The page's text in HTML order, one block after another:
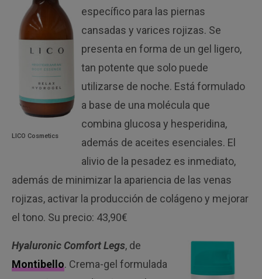
LICO Cosmetics
específico para las piernas
cansadas y varices rojizas. Se
presenta en forma de un gel ligero,
tan potente que solo puede
utilizarse de noche. Está formulado
a base de una molécula que
combina glucosa y hesperidina,
además de aceites esenciales. El
alivio de la pesadez es inmediato,
además de minimizar la apariencia de las venas
rojizas, activar la producción de colágeno y mejorar
el tono. Su precio: 43,90€
Hyaluronic Comfort Legs, de
Montibello. Crema-gel formulada